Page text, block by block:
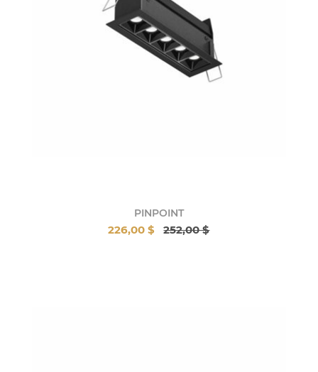
PINPOINT
226,00 $ 252,00 $